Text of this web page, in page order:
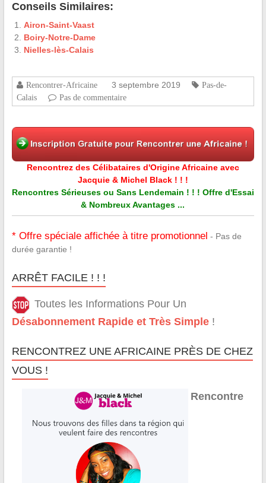
Conseils Similaires:
Airon-Saint-Vaast
Boiry-Notre-Dame
Nielles-lès-Calais
Rencontrer-Africaine 3 septembre 2019
Pas-de-
Calais
Pas de commentaire
Rencontrez des Célibataires d'Origine Africaine avec
Jacquie & Michel Black ! ! !
Rencontres Sérieuses ou Sans Lendemain ! ! ! Offre d'Essai
& Nombreux Avantages ...
* Offre spéciale affichée à titre promotionnel - Pas de
durée garantie !
ARRÊT FACILE ! ! !
Toutes les Informations Pour Un
Désabonnement Rapide et Très Simple!
RENCONTREZ UNE AFRICAINE PRÈS DE CHEZ
VOUS !
Rencontre